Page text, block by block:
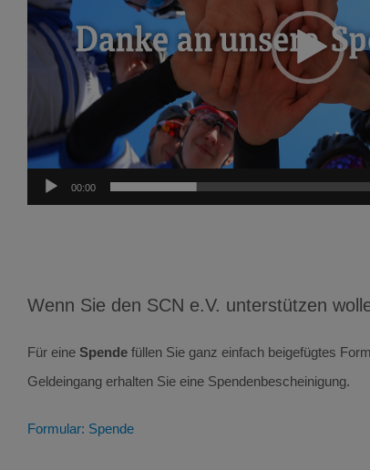
00:00
Wenn Sie den SCN e.V. unterstützen
Für eine Spende füllen Sie ganz einfach beigefügtes
Geldeingang erhalten Sie eine Spendenbescheinigung.
Formular: Spende